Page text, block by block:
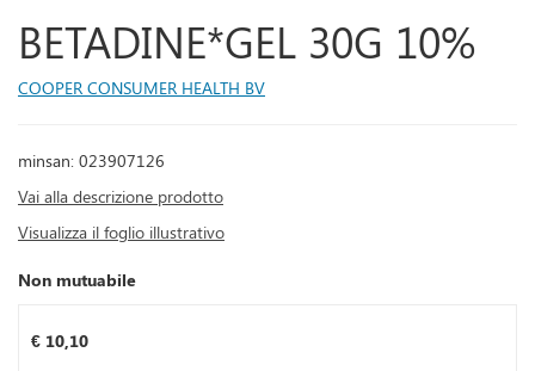
BETADINE*GEL 30G 10%
COOPER CONSUMER HEALTH BV
minsan: 023907126
Vai alla descrizione prodotto
Visualizza il foglio illustrativo
Non mutuabile
Prezzo
€ 10,10